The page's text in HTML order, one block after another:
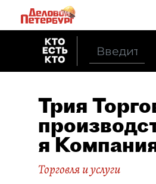
Трия
я
Торговля и услуги